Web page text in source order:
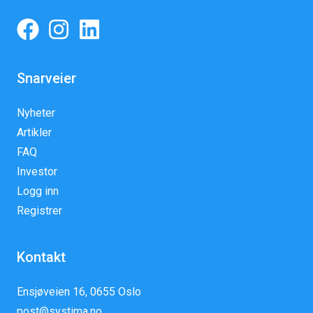
Snarveier
Nyheter
Artikler
FAQ
Investor
Logg inn
Registrer
Kontakt
Ensjøveien 16, 0655 Oslo